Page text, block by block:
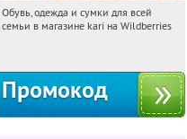
11:51:37 Получили:
Обувь, одежда и сумки для всей
семьи в магазине kari на Wildberries
Промокод